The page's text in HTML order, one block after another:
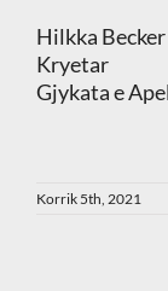
Hilkka Becker
Kryetar
Gjykata e
Korrik 5th, 2021